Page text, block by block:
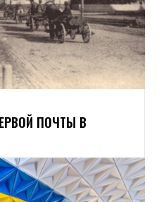
ПОЧТЫ В